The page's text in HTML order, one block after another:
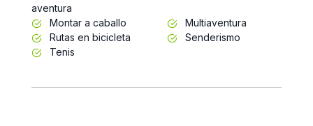
aventura
Montar a caballo
Multiaventura
Rutas en bicicleta
Senderismo
Tenis